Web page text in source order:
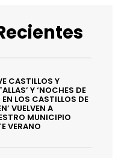
CASTILLOS Y
Y ‘NOCHES DE
EN LOS CASTILLOS DE
VUELVEN A
MUNICIPIO
VERANO